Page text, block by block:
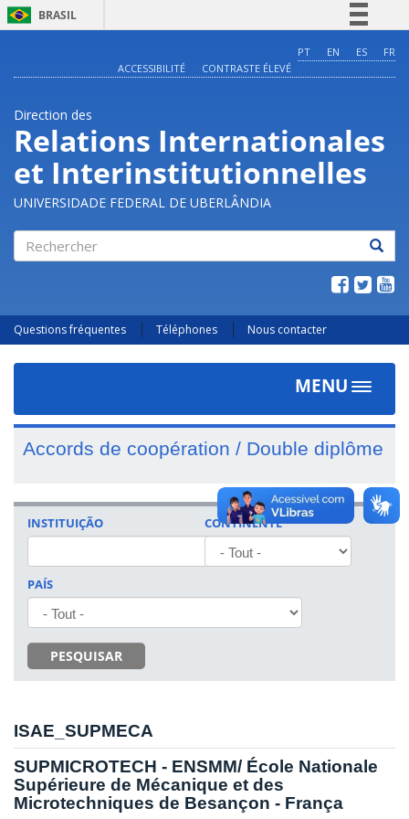
BRASIL
Comunica BR
Acesso à informação
Legislação
Canais
PT EN ES
FR
ACCESSIBILITÉ
CONTRASTE ÉLEVÉ
Direction des
Relations Internationales
et Interinstitutionnelles
UNIVERSIDADE FEDERAL DE UBERLÂNDIA
Questions fréquentes Téléphones Nous contacter
MENU
Toggle
Accords de coopération / Double diplôme
INSTITUIÇÃO
PAÍS
PESQUISAR
CONTINENTE
ISAE_SUPMECA
SUPMICROTECH - ENSMM/ École Nationale
Supérieure de Mécanique et des
Microtechniques de Besançon - França